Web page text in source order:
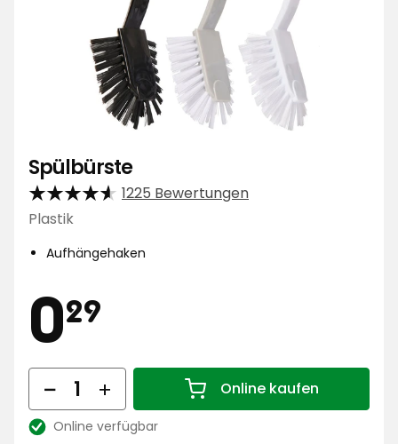
Spülbürste
1225 Bewertungen
Plastik
Aufhängehaken
Preis
029
€
Menge Online kaufen
Menge 1
Lagerbestand:
Online verfügbar